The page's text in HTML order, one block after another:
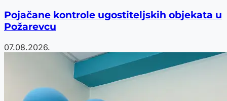
Pojačane kontrole ugostiteljskih objekata u
Požarevcu
07.08.2026.